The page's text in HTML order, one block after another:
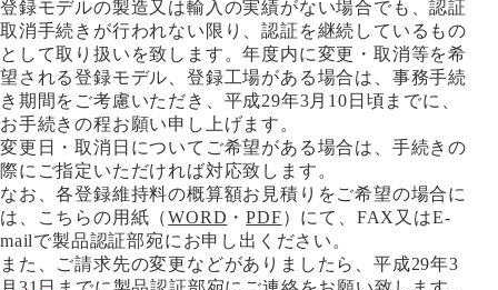
登録モデルの製造又は輸入の実績がない場合でも、認証
取消手続きが行われない限り、認証を継続しているもの
として取り扱いを致します。年度内に変更・取消等を希
望される登録モデル、登録工場がある場合は、事務手続
き期間をご考慮いただき、平成29年3月10日頃までに、
お手続きの程お願い申し上げます。
変更日・取消日についてご希望がある場合は、手続きの
際にご指定いただければ対応致します。
なお、各登録維持料の概算額お見積りをご希望の場合に
は、こちらの用紙（WORD ・PDF）にて、FAX又はE-
mailで製品認証部宛にお申し出ください。
また、ご請求先の変更などがありましたら、平成29年3